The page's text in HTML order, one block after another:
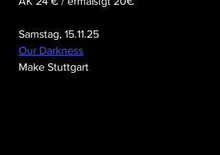
Samstag, 15.11.25
Our Darkness
Make Stuttgart